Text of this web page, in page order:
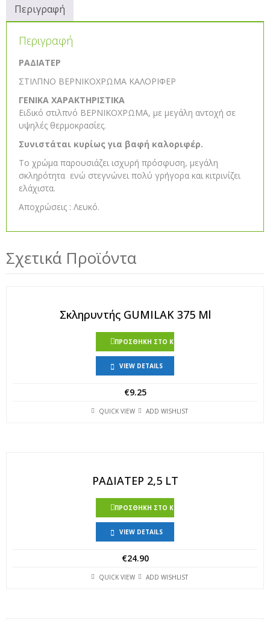
Περιγραφή
Περιγραφή
ΡΑΔΙΑΤΕΡ
ΣΤΙΛΠΝΟ ΒΕΡΝΙΚΟΧΡΩΜΑ ΚΑΛΟΡΙΦΕΡ
ΓΕΝΙΚΑ ΧΑΡΑΚΤΗΡΙΣΤΙΚΑ
Eιδικό στιλπνό ΒΕΡΝΙΚΟΧΡΩΜΑ, με μεγάλη αντοχή σε
υψηλές θερμοκρασίες.
Συνιστάται κυρίως για βαφή καλοριφέρ.
Το χρώμα παρουσιάζει ισχυρή πρόσφυση, μεγάλη
σκληρότητα ενώ στεγνώνει πολύ γρήγορα και κιτρινίζει
ελάχιστα.
Αποχρώσεις : Λευκό.
Σχετικά Προϊόντα
Σκληρυντής GUMILAK 375 Ml
ΠΡΟΣΘΉΚΗ ΣΤΟ ΚΑΛΆΘΙ
VIEW DETAILS
€9.25
QUICK VIEW ADD WISHLIST
ΡΑΔΙΑΤΕΡ 2,5 LT
ΠΡΟΣΘΉΚΗ ΣΤΟ ΚΑΛΆΘΙ
VIEW DETAILS
€24.90
QUICK VIEW ADD WISHLIST